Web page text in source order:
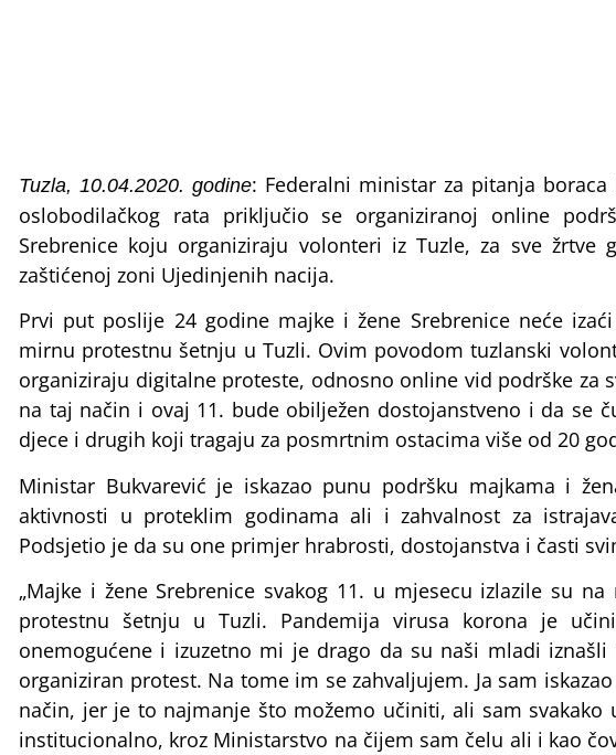
Tuzla, 10.04.2020. godine: Federalni ministar za pitanja
oslobodilačkog rata priključio se organiziranoj online
Srebrenice koju organiziraju volonteri iz Tuzle, za sve žrtve
zaštićenoj zoni Ujedinjenih nacija.
Prvi put poslije 24 godine majke i žene Srebrenice neće
mirnu protestnu šetnju u Tuzli. Ovim povodom tuzlanski
organiziraju digitalne proteste, odnosno online vid podrške za
na taj način i ovaj 11. bude obilježen dostojanstveno i da se
djece i drugih koji tragaju za posmrtnim ostacima više od 20
Ministar Bukvarević je iskazao punu podršku majkama i
aktivnosti u proteklim godinama ali i zahvalnost za
Podsjetio je da su one primjer hrabrosti, dostojanstva i časti
„Majke i žene Srebrenice svakog 11. u mjesecu izlazile su
protestnu šetnju u Tuzli. Pandemija virusa korona je
onemogućene i izuzetno mi je drago da su naši mladi
organiziran protest. Na tome im se zahvaljujem. Ja sam
način, jer je to najmanje što možemo učiniti, ali sam svakako
institucionalno, kroz Ministarstvo na čijem sam čelu ali i kao